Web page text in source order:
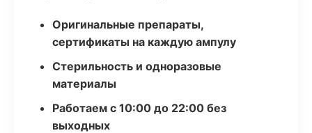
Оригинальные препараты,
сертификаты на каждую ампулу
Стерильность и одноразовые
материалы
Работаем с 10:00 до 22:00 без
выходных